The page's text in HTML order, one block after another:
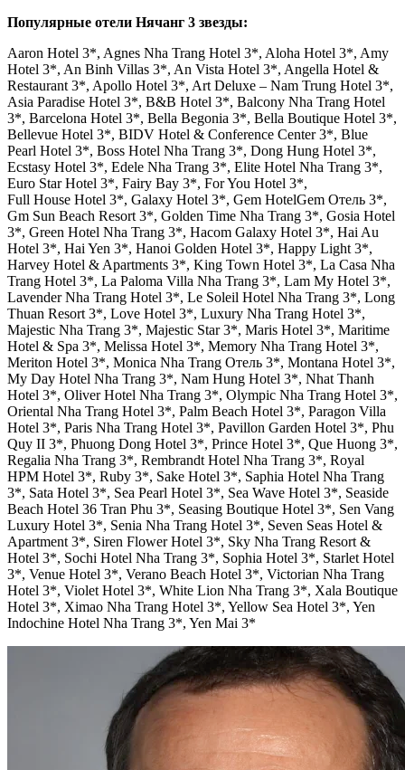
Популярные отели Нячанг 3 звезды:
Aaron Hotel 3*, Agnes Nha Trang Hotel 3*, Aloha Hotel 3*, Amy
Hotel 3*, An Binh Villas 3*, An Vista Hotel 3*, Angella Hotel &
Restaurant 3*, Apollo Hotel 3*, Art Deluxe – Nam Trung Hotel 3*,
Asia Paradise Hotel 3*, B&B Hotel 3*, Balcony Nha Trang Hotel
3*, Barcelona Hotel 3*, Bella Begonia 3*, Bella Boutique Hotel 3*,
Bellevue Hotel 3*, BIDV Hotel & Conference Center 3*, Blue
Pearl Hotel 3*, Boss Hotel Nha Trang 3*, Dong Hung Hotel 3*,
Ecstasy Hotel 3*, Edele Nha Trang 3*, Elite Hotel Nha Trang 3*,
Euro Star Hotel 3*, Fairy Bay 3*, For You Hotel 3*,
Full House Hotel 3*, Galaxy Hotel 3*, Gem HotelGem Отель 3*,
Gm Sun Beach Resort 3*, Golden Time Nha Trang 3*, Gosia Hotel
3*, Green Hotel Nha Trang 3*, Hacom Galaxy Hotel 3*, Hai Au
Hotel 3*, Hai Yen 3*, Hanoi Golden Hotel 3*, Happy Light 3*,
Harvey Hotel & Apartments 3*, King Town Hotel 3*, La Casa Nha
Trang Hotel 3*, La Paloma Villa Nha Trang 3*, Lam My Hotel 3*,
Lavender Nha Trang Hotel 3*, Le Soleil Hotel Nha Trang 3*, Long
Thuan Resort 3*, Love Hotel 3*, Luxury Nha Trang Hotel 3*,
Majestic Nha Trang 3*, Majestic Star 3*, Maris Hotel 3*, Maritime
Hotel & Spa 3*, Melissa Hotel 3*, Memory Nha Trang Hotel 3*,
Meriton Hotel 3*, Monica Nha Trang Отель 3*, Montana Hotel 3*,
My Day Hotel Nha Trang 3*, Nam Hung Hotel 3*, Nhat Thanh
Hotel 3*, Oliver Hotel Nha Trang 3*, Olympic Nha Trang Hotel 3*,
Oriental Nha Trang Hotel 3*, Palm Beach Hotel 3*, Paragon Villa
Hotel 3*, Paris Nha Trang Hotel 3*, Pavillon Garden Hotel 3*, Phu
Quy II 3*, Phuong Dong Hotel 3*, Prince Hotel 3*, Que Huong 3*,
Regalia Nha Trang 3*, Rembrandt Hotel Nha Trang 3*, Royal
HPM Hotel 3*, Ruby 3*, Sake Hotel 3*, Saphia Hotel Nha Trang
3*, Sata Hotel 3*, Sea Pearl Hotel 3*, Sea Wave Hotel 3*, Seaside
Beach Hotel 36 Tran Phu 3*, Seasing Boutique Hotel 3*, Sen Vang
Luxury Hotel 3*, Senia Nha Trang Hotel 3*, Seven Seas Hotel &
Apartment 3*, Siren Flower Hotel 3*, Sky Nha Trang Resort &
Hotel 3*, Sochi Hotel Nha Trang 3*, Sophia Hotel 3*, Starlet Hotel
3*, Venue Hotel 3*, Verano Beach Hotel 3*, Victorian Nha Trang
Hotel 3*, Violet Hotel 3*, White Lion Nha Trang 3*, Xala Boutique
Hotel 3*, Ximao Nha Trang Hotel 3*, Yellow Sea Hotel 3*, Yen
Indochine Hotel Nha Trang 3*, Yen Mai 3*